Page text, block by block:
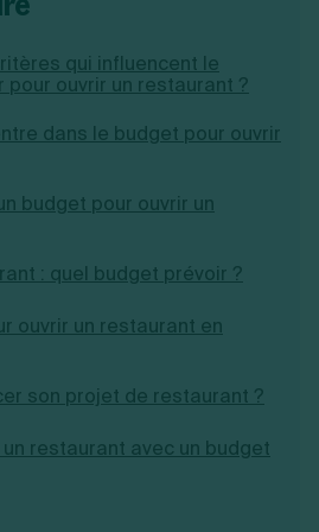
d'expertise
qui influencent le
pour ouvrir un restaurant ?
dans le budget pour ouvrir
budget pour ouvrir un
: quel budget prévoir ?
ouvrir un restaurant en
son projet de restaurant ?
restaurant avec un budget